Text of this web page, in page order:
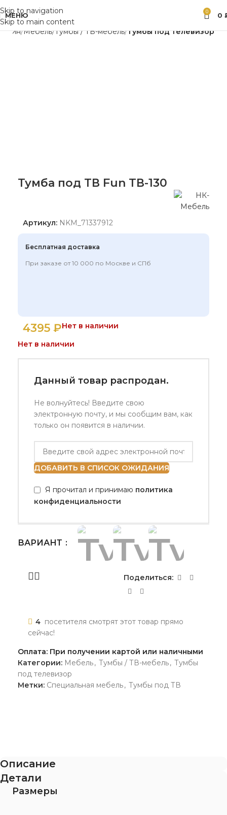
Skip to navigation
Skip to main content
МЕНЮ 0 0
Мебель Тумбы / ТВ-мебель Тумбы под телевизор
Тумба под ТВ Fun ТВ-130
Артикул: NKM_71337912
Бесплатная доставка
При заказе от 10 000 по Москве и СПб
4395 ₽Нет в наличии
Нет в наличии
Данный товар распродан.
Не волнуйтесь! Введите свою
электронную почту, и мы сообщим вам, как
только он появится в наличии.
ДОБАВИТЬ В СПИСОК ОЖИДАНИЯ
Я прочитал и принимаю политика
конфиденциальности
ВАРИАНТ
Поделиться:
4 посетителя смотрят этот товар прямо
сейчас!
Оплата: При получении картой или наличными
Категории: Мебель, Тумбы / ТВ-мебель, Тумбы
под телевизор
Метки: Специальная мебель, Тумбы под ТВ
Описание
Детали
Размеры